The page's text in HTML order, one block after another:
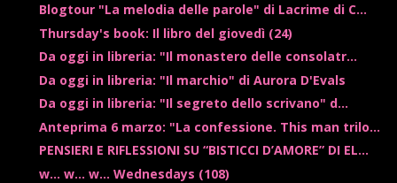
Blogtour "La melodia delle parole" di Lacrime di C...
Thursday's book: Il libro del giovedì (24)
Da oggi in libreria: "Il monastero delle consolatr...
Da oggi in libreria: "Il marchio" di Aurora D'Evals
Da oggi in libreria: "Il segreto dello scrivano" d...
Anteprima 6 marzo: "La confessione. This man trilo...
PENSIERI E RIFLESSIONI SU “BISTICCI D’AMORE” DI EL...
w... w... w... Wednesdays (108)